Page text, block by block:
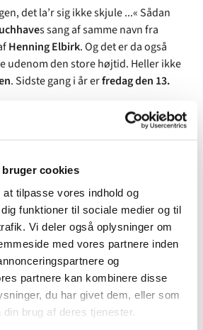
bruger cookies
tilpasse vores indhold og
funktioner til sociale medier og til
Vi deler også oplysninger om
med vores partnere inden
og
partnere kan kombinere disse
du har givet dem, eller som
brug af deres tjenester.
det la’r sig ikke skjule ...« Sådan
s sang af samme navn fra
Henning Elbirk. Og det er da også
udenom den store højtid. Heller ikke
. Sidste gang i år erfredag den 13.
og derfor vil vi nu istemme sange
sig til advent og jul,« siger organist
synger vi os igennem alle 12
Det giver en fantastisk diversitet
som garvet musiker kan jeg godt
hvor mange sange og salmer vi har
lejlighed. Og det er noget, som
sætter stor pris på,« siger
om, at der sker et stemningsskifte,